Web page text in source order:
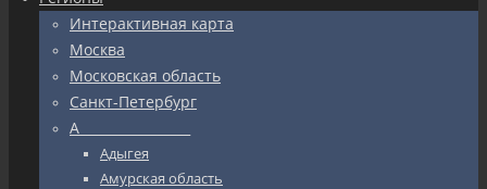
Интерактивная карта
Москва
Московская область
Санкт-Петербург
А_________________
Адыгея
Амурская область